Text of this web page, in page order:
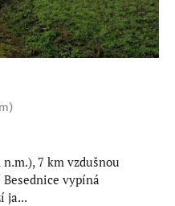
7 km vzdušnou
vypíná
ja...